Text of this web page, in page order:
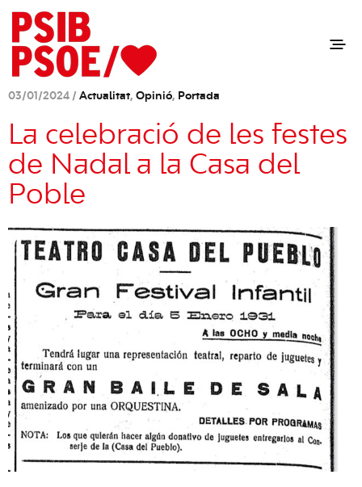
03/01/2024 / Actualitat, Opinió, Portada
La celebració de les festes
de Nadal a la Casa del
Poble